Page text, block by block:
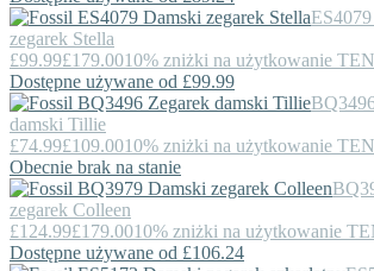
ES4079
zegarek Stella
£99.99£179.0010% zniżki na użytkowanie
Dostępne używane od £99.99
damski Tillie
£74.99£109.0010% zniżki na użytkowanie
Obecnie brak na stanie
zegarek Colleen
£124.99£179.0010% zniżki na użytkowanie
Dostępne używane od £106.24